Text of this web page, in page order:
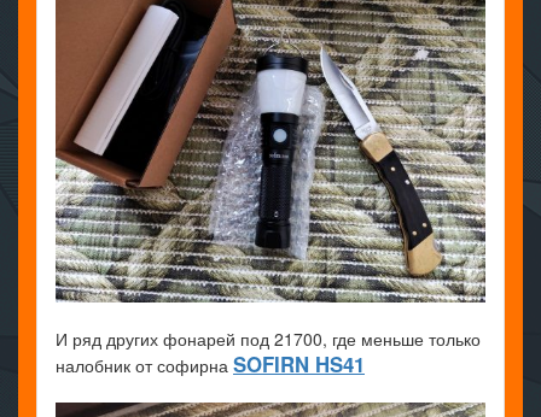
И ряд других фонарей под 21700, где меньше только
налобник от софирна SOFIRN HS41